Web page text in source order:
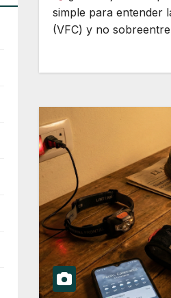
simple para entender
(VFC) y no